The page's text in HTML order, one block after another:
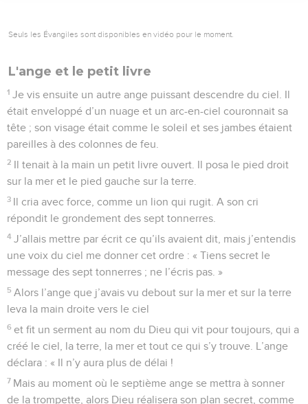
Seuls les Évangiles sont disponibles en vidéo pour le moment.
L'ange et le petit livre
1 Je vis ensuite un autre ange puissant descendre du ciel. Il
était enveloppé d’un nuage et un arc-en-ciel couronnait sa
tête ; son visage était comme le soleil et ses jambes étaient
pareilles à des colonnes de feu.
2 Il tenait à la main un petit livre ouvert. Il posa le pied droit
sur la mer et le pied gauche sur la terre.
3 Il cria avec force, comme un lion qui rugit. A son cri
répondit le grondement des sept tonnerres.
4 J’allais mettre par écrit ce qu’ils avaient dit, mais j’entendis
une voix du ciel me donner cet ordre : « Tiens secret le
message des sept tonnerres ; ne l’écris pas. »
5 Alors l’ange que j’avais vu debout sur la mer et sur la terre
leva la main droite vers le ciel
6 et fit un serment au nom du Dieu qui vit pour toujours, qui a
créé le ciel, la terre, la mer et tout ce qui s’y trouve. L’ange
déclara : « Il n’y aura plus de délai !
7 Mais au moment où le septième ange se mettra à sonner
de la trompette, alors Dieu réalisera son plan secret, comme